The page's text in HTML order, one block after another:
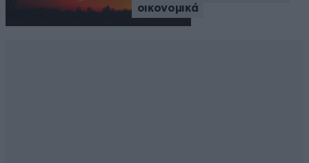
οικονομικά